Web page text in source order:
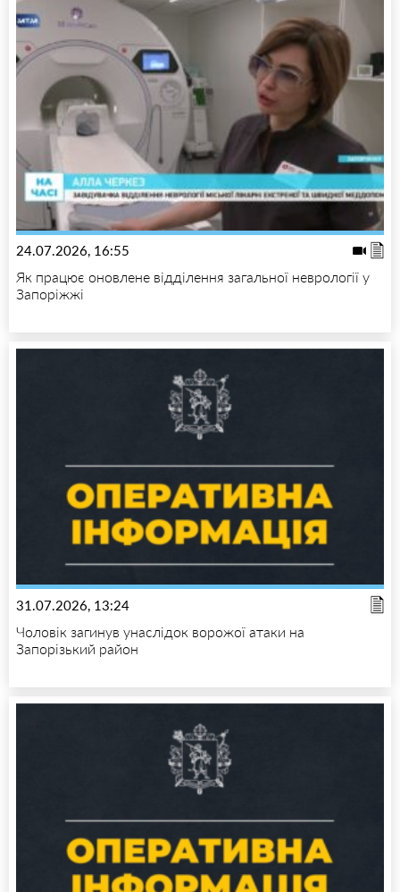
24.07.2026, 16:55
Як працює оновлене відділення загальної неврології у
Запоріжжі
31.07.2026, 13:24
Чоловік загинув унаслідок ворожої атаки на
Запорізький район